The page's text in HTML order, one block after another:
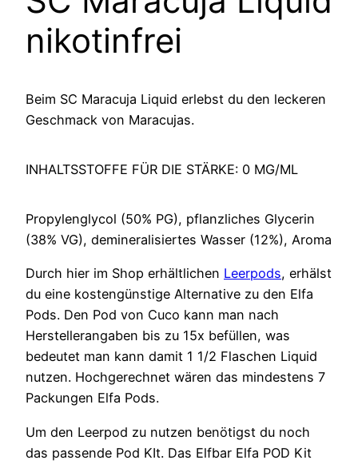
nikotinfrei
Beim SC Maracuja Liquid erlebst du den leckeren
Geschmack von Maracujas.
INHALTSSTOFFE FÜR DIE STÄRKE: 0 MG/ML
Propylenglycol (50% PG), pflanzliches Glycerin
(38% VG), demineralisiertes Wasser (12%), Aroma
Durch hier im Shop erhältlichen Leerpods, erhälst
du eine kostengünstige Alternative zu den Elfa
Pods. Den Pod von Cuco kann man nach
Herstellerangaben bis zu 15x befüllen, was
bedeutet man kann damit 1 1/2 Flaschen Liquid
nutzen. Hochgerechnet wären das mindestens 7
Packungen Elfa Pods.
Um den Leerpod zu nutzen benötigst du noch
das passende Pod KIt. Das Elfbar Elfa POD Kit